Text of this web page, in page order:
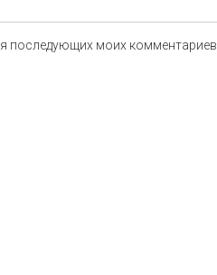
последующих моих комментариев.